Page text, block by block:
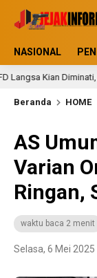
NASIONAL
Diminati, Wali
Beranda HOME
AS
Varian
Ringan,
waktu baca 2 menit
Selasa, 6 Mei 2025